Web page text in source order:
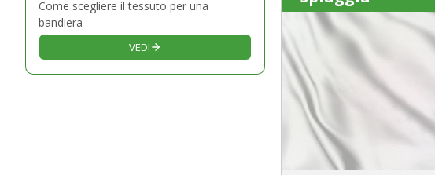
Come scegliere il tessuto per una
bandiera
VEDI